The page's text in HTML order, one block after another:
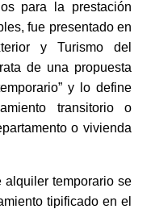
para la prestación
fue presentado en
y Turismo del
de una propuesta
y lo define
transitorio o
o vivienda
alquiler temporario se
tipificado en el